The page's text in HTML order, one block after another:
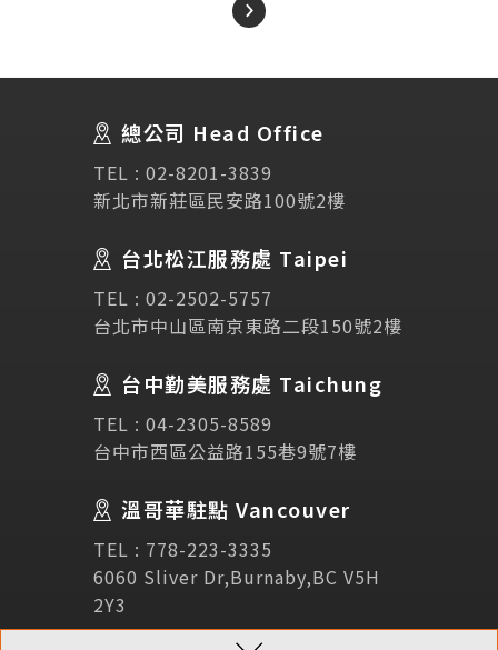
諮詢表單
立即諮詢
About Us 關於我們
講座活動
Testimonial 學生推薦
Links 相關連結
總公司 Head Office
TEL : 02-8201-3839
新北市新莊區民安路100號2樓
台北松江服務處 Taipei
TEL : 02-2502-5757
台北市中山區南京東路二段150號2樓
台中勤美服務處 Taichung
TEL : 04-2305-8589
台中市西區公益路155巷9號7樓
溫哥華駐點 Vancouver
TEL : 778-223-3335
6060 Sliver Dr,Burnaby,BC V5H
2Y3